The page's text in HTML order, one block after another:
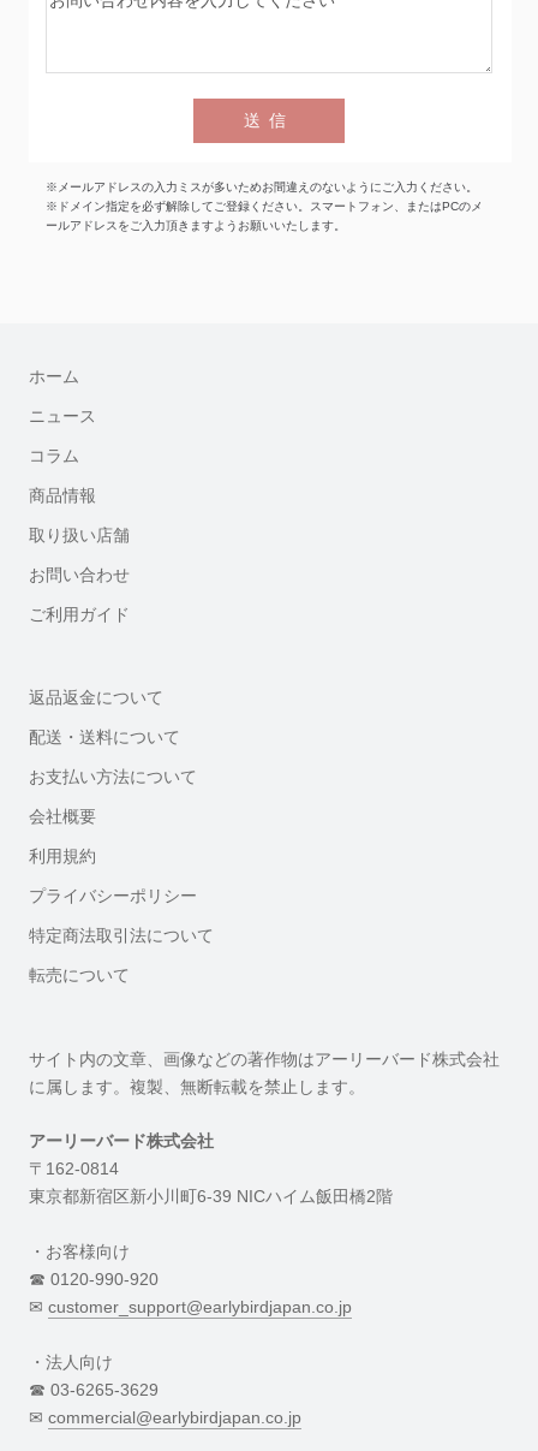
送信
※メールアドレスの入力ミスが多いためお間違えのないようにご入力ください。
※ドメイン指定を必ず解除してご登録ください。 スマートフォン、またはPCのメ
ールアドレスをご入力頂きますようお願いいたします。
ホーム
ニュース
コラム
商品情報
取り扱い店舗
お問い合わせ
ご利用ガイド
返品返金について
配送・送料について
お支払い方法について
会社概要
利用規約
プライバシーポリシー
特定商法取引法について
転売について
サイト内の文章、画像などの著作物はアーリーバード株式会社
に属します。複製、無断転載を禁止します。
アーリーバード株式会社
〒162-0814
東京都新宿区新小川町6-39 NICハイム飯田橋2階
・お客様向け
☎︎ 0120-990-920
✉︎ customer_support@earlybirdjapan.co.jp
・法人向け
☎︎ 03-6265-3629
✉︎ commercial@earlybirdjapan.co.jp